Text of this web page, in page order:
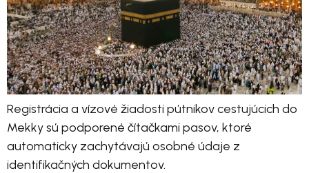
Registrácia a vízové žiadosti pútnikov cestujúcich do
Mekky sú podporené čítačkami pasov, ktoré
automaticky zachytávajú osobné údaje z
identifikačných dokumentov.